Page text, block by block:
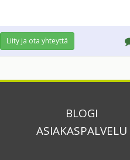
Liity ja ota yhteyttä
BLOGI
ASIAKASPALVELU